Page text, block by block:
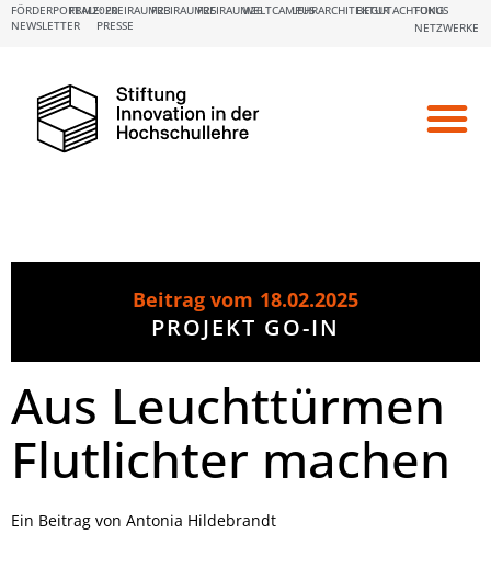
NEWSLETTER PRESSE
FÖRDERPORTALE:
FBM2020FREIRAUM23FREIRAUM25FREIRAUM26WELTCAMPUSLEHRARCHITEKTURBEGUTACHTUNG
FOKUS
NETZWERKE
Beitrag vom 18.02.2025
PROJEKT GO-IN
Aus Leuchttürmen
Flutlichter machen
Ein Beitrag von Antonia Hildebrandt